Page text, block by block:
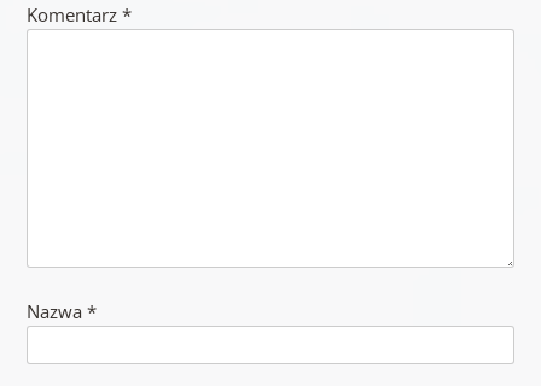
Komentarz *
Nazwa *